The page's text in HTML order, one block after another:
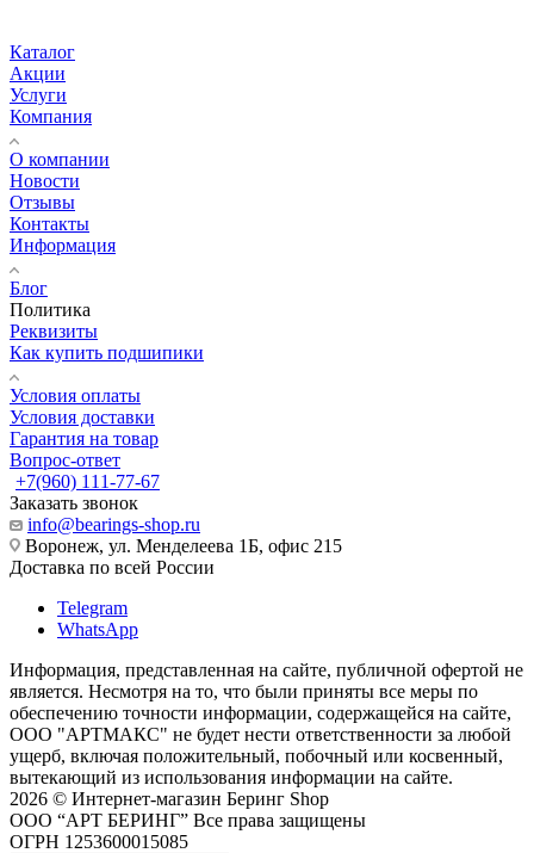
Каталог
Акции
Услуги
Компания
О компании
Новости
Отзывы
Контакты
Информация
Блог
Политика
Реквизиты
Как купить подшипики
Условия оплаты
Условия доставки
Гарантия на товар
Вопрос-ответ
+7(960) 111-77-67
Заказать звонок
info@bearings-shop.ru
Воронеж, ул. Менделеева 1Б, офис 215
Доставка по всей России
Telegram
WhatsApp
Информация, представленная на сайте, публичной офертой не
является. Несмотря на то, что были приняты все меры по
обеспечению точности информации, содержащейся на сайте,
ООО "АРТМАКС" не будет нести ответственности за любой
ущерб, включая положительный, побочный или косвенный,
вытекающий из использования информации на сайте.
2026 © Интернет-магазин Беринг Shop
ООО “АРТ БЕРИНГ” Все права защищены
ОГРН 1253600015085